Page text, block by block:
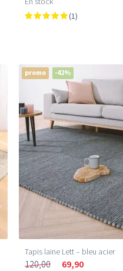
(1)
promo -42%
Tapis laine Lett – bleu acier
120,00 69,90